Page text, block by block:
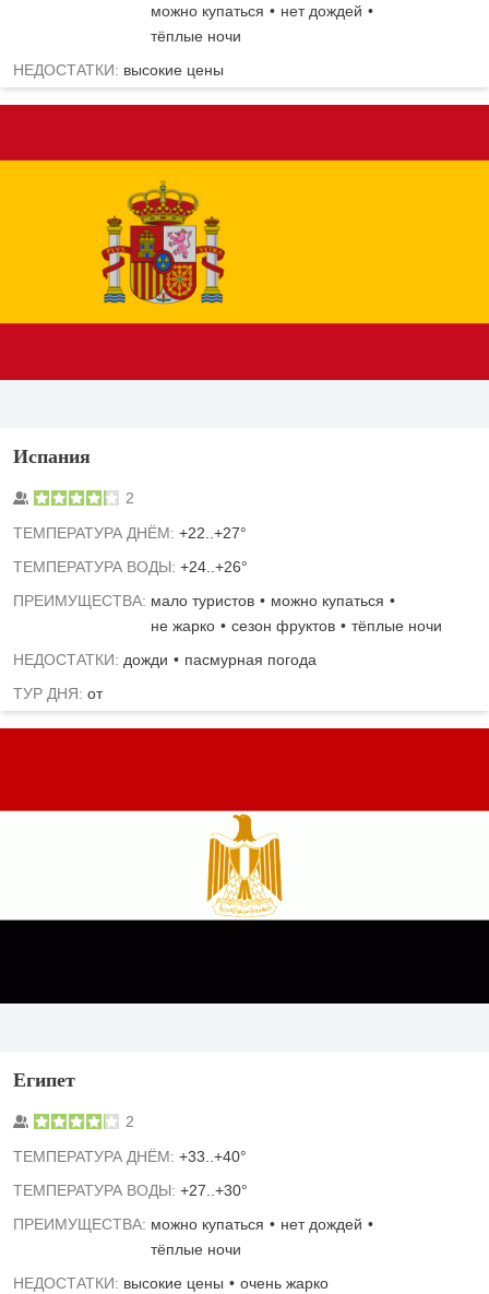
можно купаться
нет дождей
тёплые ночи
НЕДОСТАТКИ: высокие цены
Испания
2
TЕМПЕРАТУРА ДНЁМ: +22..+27°
ТЕМПЕРАТУРА ВОДЫ: +24..+26°
ПРЕИМУЩЕСТВА: мало туристов
можно купаться
не жарко
сезон фруктов
тёплые ночи
НЕДОСТАТКИ: дожди
пасмурная погода
ТУР ДНЯ: от
Египет
2
TЕМПЕРАТУРА ДНЁМ: +33..+40°
ТЕМПЕРАТУРА ВОДЫ: +27..+30°
ПРЕИМУЩЕСТВА: можно купаться
нет дождей
тёплые ночи
НЕДОСТАТКИ: высокие цены очень жарко